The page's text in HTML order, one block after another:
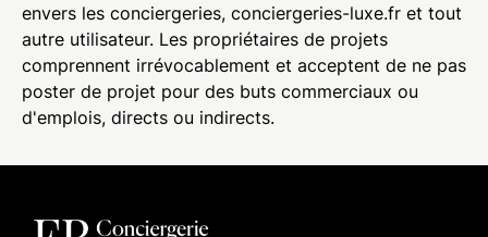
envers les conciergeries, conciergeries-luxe.fr et tout
autre utilisateur. Les propriétaires de projets
comprennent irrévocablement et acceptent de ne pas
poster de projet pour des buts commerciaux ou
d'emplois, directs ou indirects.